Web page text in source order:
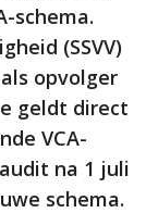
schema.
(SSVV)
opvolger
geldt direct
VCA-
na 1 juli
schema.